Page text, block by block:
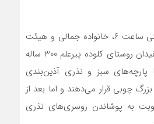
در این روز صبح زود یعنی ساعت 6، خانواده جمالی و هیئت
امنا حسینیه و ریش سفیدان روستای کلوده پیرعلم 300 ساله
سبز و نذری آذین‌بندی
چوبی قرار می‌دهند و اما بعد از
نوبت به پوشاندن روسری‌های نذری